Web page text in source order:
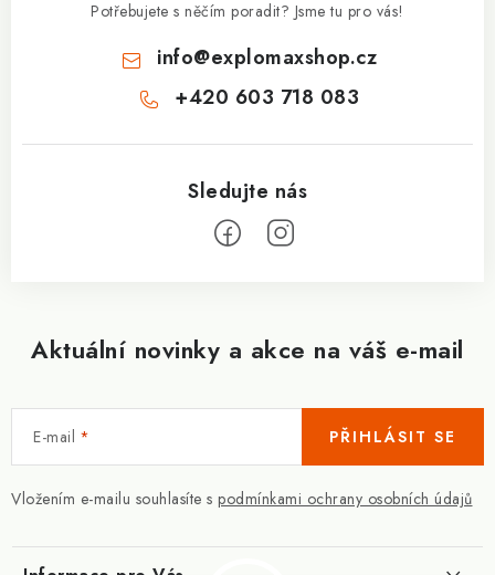
Aktuální novinky a akce na váš e-mail
E-mail
Vložením e-mailu souhlasíte s podmínkami ochrany osobních údajů
PŘIHLÁSIT SE
Potřebujete s něčím poradit? Jsme tu pro vás!
info@explomaxshop.cz
+420 603 718 083